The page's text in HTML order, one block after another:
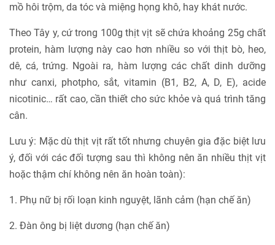
mồ hôi trộm, da tóc và miệng họng khô, hay khát nước.
Theo Tây y, cứ trong 100g thịt vịt sẽ chứa khoảng 25g chất
protein, hàm lượng này cao hơn nhiều so với thịt bò, heo,
dê, cá, trứng. Ngoài ra, hàm lượng các chất dinh dưỡng
như canxi, photpho, sắt, vitamin (B1, B2, A, D, E), acide
nicotinic… rất cao, cần thiết cho sức khỏe và quá trình tăng
cân.
Lưu ý: Mặc dù thịt vịt rất tốt nhưng chuyên gia đặc biệt lưu
ý, đối với các đối tượng sau thì không nên ăn nhiều thịt vịt
hoặc thậm chí không nên ăn hoàn toàn):
1. Phụ nữ bị rối loạn kinh nguyệt, lãnh cảm (hạn chế ăn)
2. Đàn ông bị liệt dương (hạn chế ăn)